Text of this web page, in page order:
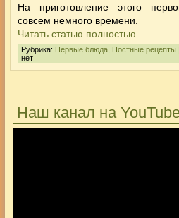
На приготовление этого
совсем немного времени.
Читать статью полностью
Рубрика: Первые блюда, Постные рецепты
нет
Наш канал на